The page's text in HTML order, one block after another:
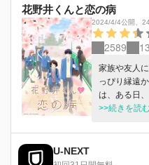
花野井くんと恋の病
2024/4/4公開
2589
家族や友人
っぴり縁遠
は、ある日
んがフラれ
気なく傘を
事がきっか
い」と花野
>>続きを読
U-NEXT